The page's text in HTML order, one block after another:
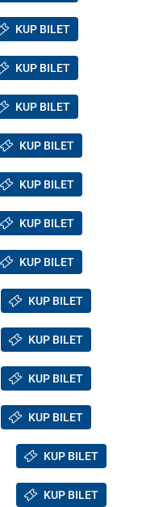
KUP BILET
KUP BILET
KUP BILET
KUP BILET
KUP BILET
KUP BILET
KUP BILET
KUP BILET
KUP BILET
KUP BILET
KUP BILET
KUP BILET
KUP BILET